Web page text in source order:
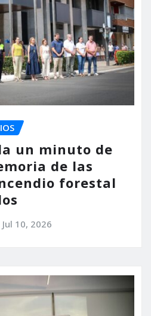
un minuto de
de las
forestal
Jul 10, 2026